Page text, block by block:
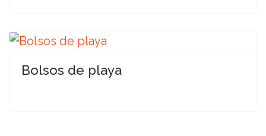
Bolsos de playa